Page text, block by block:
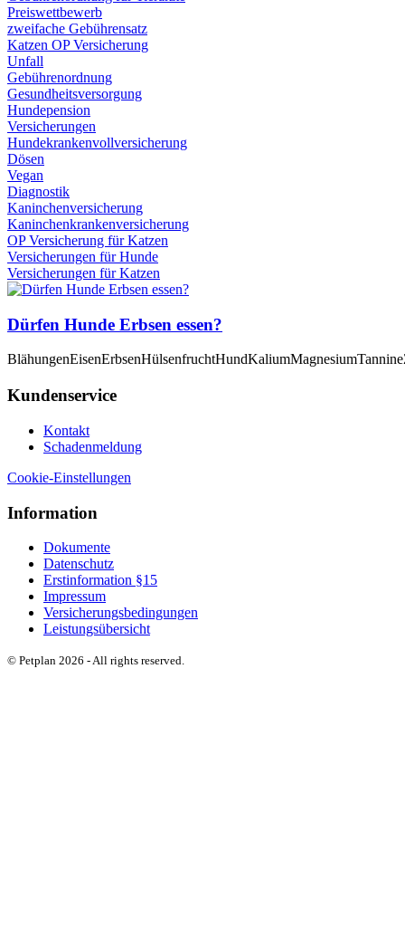
Preiswettbewerb
zweifache Gebührensatz
Katzen OP Versicherung
Unfall
Gebührenordnung
Gesundheitsversorgung
Hundepension
Versicherungen
Hundekrankenvollversicherung
Dösen
Vegan
Diagnostik
Kaninchenversicherung
Kaninchenkrankenversicherung
OP Versicherung für Katzen
Versicherungen für Hunde
Versicherungen für Katzen
Dürfen Hunde Erbsen essen?
BlähungenEisenErbsenHülsenfruchtHundKaliumMagnesiumTannine
Kundenservice
Kontakt
Schadenmeldung
Cookie-Einstellungen
Information
Dokumente
Datenschutz
Erstinformation §15
Impressum
Versicherungsbedingungen
Leistungsübersicht
© Petplan 2026 - All rights reserved.